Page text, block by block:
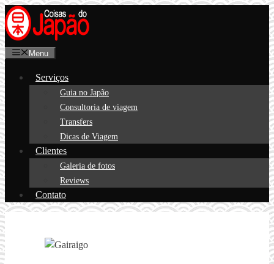
Pular
para
o
conteúdoMenu
Serviços
Guia no Japão
Consultoria de viagem
Transfers
Dicas de Viagem
Clientes
Galeria de fotos
Reviews
Contato